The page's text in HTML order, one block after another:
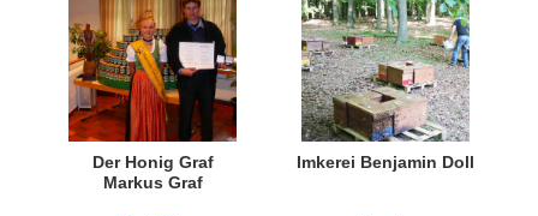
Der Honig Graf
Markus Graf
Imkerei Benjamin Doll